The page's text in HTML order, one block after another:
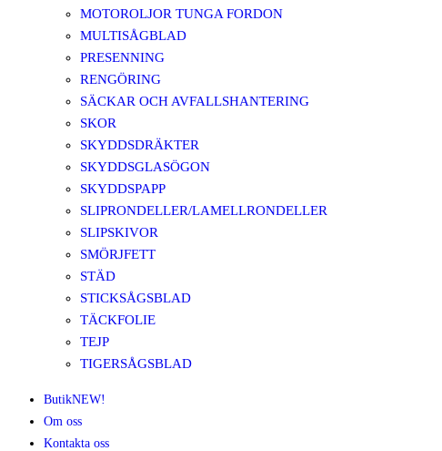
MOTOROLJOR TUNGA FORDON
MULTISÅGBLAD
PRESENNING
RENGÖRING
SÄCKAR OCH AVFALLSHANTERING
SKOR
SKYDDSDRÄKTER
SKYDDSGLASÖGON
SKYDDSPAPP
SLIPRONDELLER/LAMELLRONDELLER
SLIPSKIVOR
SMÖRJFETT
STÄD
STICKSÅGSBLAD
TÄCKFOLIE
TEJP
TIGERSÅGSBLAD
ButikNEW!
Om oss
Kontakta oss